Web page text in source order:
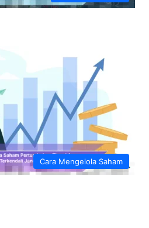
Cara Mengelola Saham